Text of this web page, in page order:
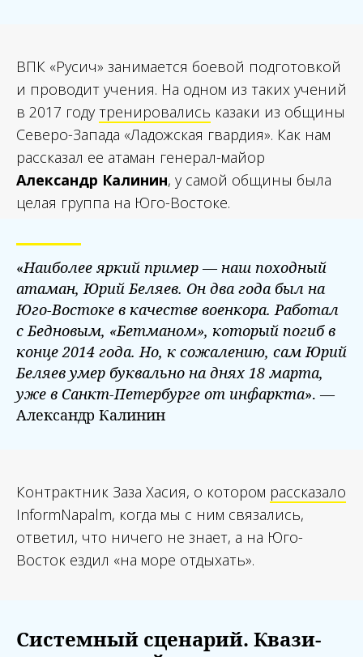
ВПК «Русич» занимается боевой подготовкой
и проводит учения. На одном из таких учений
в 2017 годутренировались казаки из общины
Северо-Запада «Ладожская гвардия». Как нам
рассказал ее атаман генерал-майор
Александр Калинин, у самой общины была
целая группа на Юго-Востоке.
«Наиболее яркий пример — наш походный
атаман, Юрий Беляев. Он два года был на
Юго-Востоке в качестве военкора. Работал
с Бедновым, «Бетманом», который погиб в
конце 2014 года. Но, к сожалению, сам Юрий
Беляев умер буквально на днях 18 марта,
уже в Санкт-Петербурге от инфаркта». —
Александр Калинин
Контрактник Заза Хасия, о котором рассказало
InformNapalm, когда мы с ним связались,
ответил, что ничего не знает, а на Юго-
Восток ездил «на море отдыхать».
Системный сценарий. Квази-